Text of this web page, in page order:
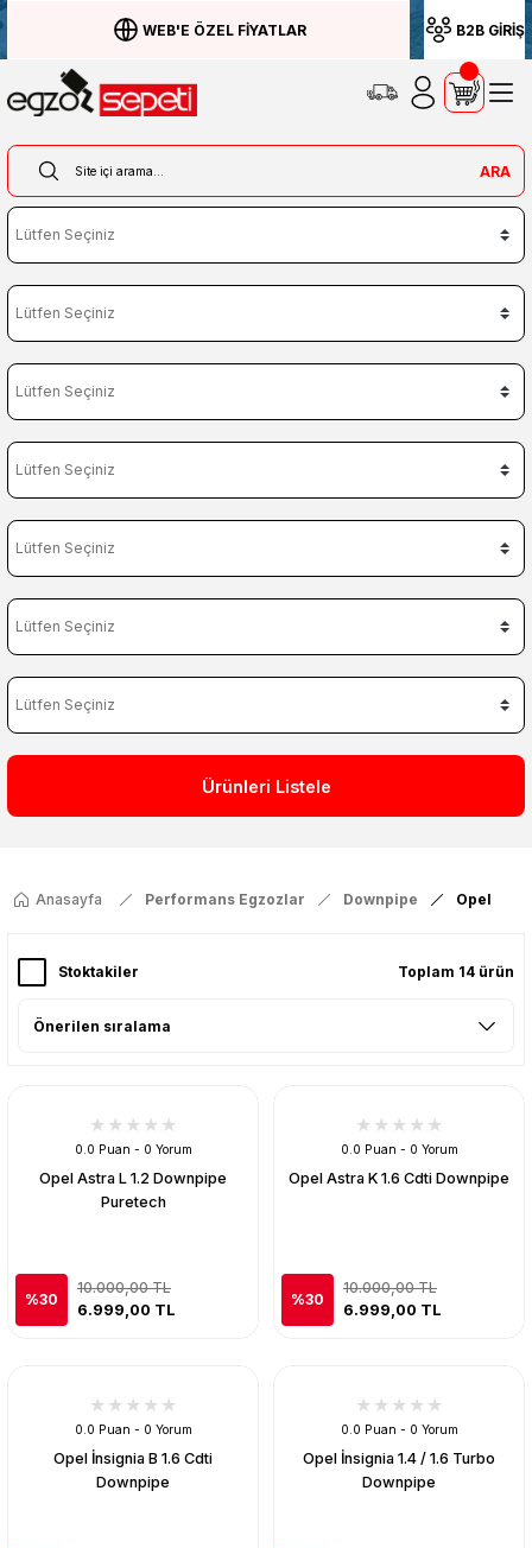
WEB'E ÖZEL FİYATLAR B2B GİRİŞ
ARA
Ürünleri Listele
Anasayfa Performans Egzozlar Downpipe Opel
Stoktakiler Toplam 14 ürün
0.0 Puan - 0 Yorum
Opel Astra L 1.2 Downpipe
Puretech
%30
10.000,00 TL
6.999,00 TL
0.0 Puan - 0 Yorum
Opel Astra K 1.6 Cdti Downpipe
%30
10.000,00 TL
6.999,00 TL
0.0 Puan - 0 Yorum
Opel İnsignia B 1.6 Cdti
Downpipe
0.0 Puan - 0 Yorum
Opel İnsignia 1.4 / 1.6 Turbo
Downpipe